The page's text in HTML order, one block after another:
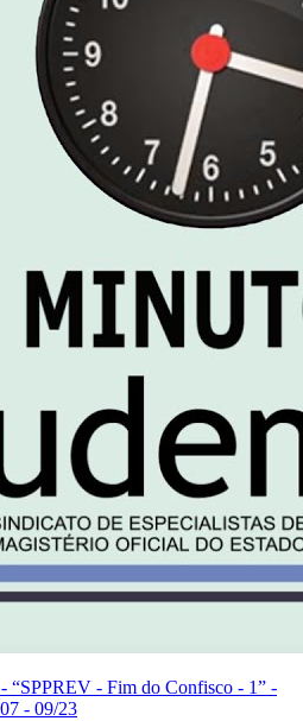
“SPPREV - Fim do Confisco - 1” -
- 09/23